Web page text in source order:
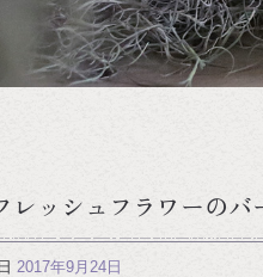
レッシュフラワーの
2017年9月24日